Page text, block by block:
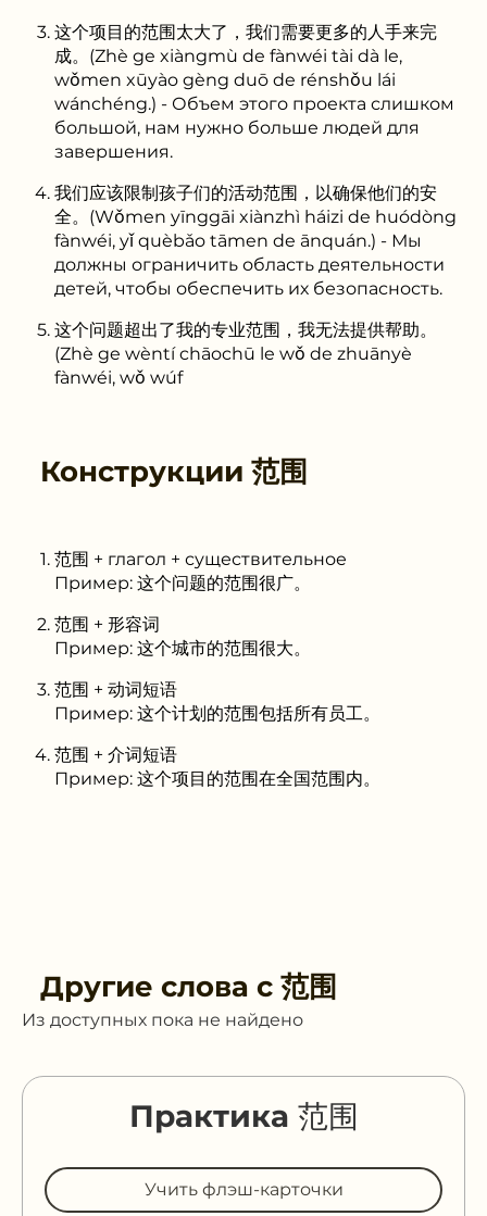
这个项目的范围太大了，我们需要更多的人手来完
成。(Zhè ge xiàngmù de fànwéi tài dà le,
wǒmen xūyào gèng duō de rénshǒu lái
wánchéng.) - Объем этого проекта слишком
большой, нам нужно больше людей для
завершения.
我们应该限制孩子们的活动范围，以确保他们的安
全。(Wǒmen yīnggāi xiànzhì háizi de huódòng
fànwéi, yǐ quèbǎo tāmen de ānquán.) - Мы
должны ограничить область деятельности
детей, чтобы обеспечить их безопасность.
这个问题超出了我的专业范围，我无法提供帮助。
(Zhè ge wèntí chāochū le wǒ de zhuānyè
fànwéi, wǒ wúf
Конструкции 范围
范围 + глагол + существительное
Пример: 这个问题的范围很广。
范围 + 形容词
Пример: 这个城市的范围很大。
范围 + 动词短语
Пример: 这个计划的范围包括所有员工。
范围 + 介词短语
Пример: 这个项目的范围在全国范围内。
Другие слова с 范围
Из доступных пока не найдено
Практика 范围
Учить флэш-карточки